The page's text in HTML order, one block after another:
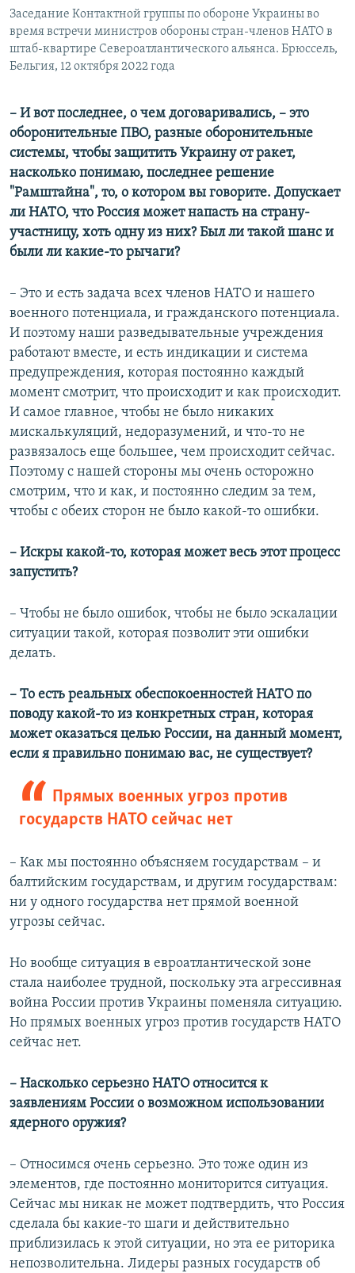
Заседание Контактной группы по обороне Украины во
время встречи министров обороны стран-членов НАТО в
штаб-квартире Североатлантического альянса. Брюссель,
Бельгия, 12 октября 2022 года
– И вот последнее, о чем договаривались, – это
оборонительные ПВО, разные оборонительные
системы, чтобы защитить Украину от ракет,
насколько понимаю, последнее решение
"Рамштайна", то, о котором вы говорите. Допускает
ли НАТО, что Россия может напасть на страну-
участницу, хоть одну из них? Был ли такой шанс и
были ли какие-то рычаги?
– Это и есть задача всех членов НАТО и нашего
военного потенциала, и гражданского потенциала.
И поэтому наши разведывательные учреждения
работают вместе, и есть индикации и система
предупреждения, которая постоянно каждый
момент смотрит, что происходит и как происходит.
И самое главное, чтобы не было никаких
мискалькуляций, недоразумений, и что-то не
развязалось еще большее, чем происходит сейчас.
Поэтому с нашей стороны мы очень осторожно
смотрим, что и как, и постоянно следим за тем,
чтобы с обеих сторон не было какой-то ошибки.
– Искры какой-то, которая может весь этот процесс
запустить?
– Чтобы не было ошибок, чтобы не было эскалации
ситуации такой, которая позволит эти ошибки
делать.
– То есть реальных обеспокоенностей НАТО по
поводу какой-то из конкретных стран, которая
может оказаться целью России, на данный момент,
если я правильно понимаю вас, не существует?
Прямых военных угроз против
государств НАТО сейчас нет
– Как мы постоянно объясняем государствам – и
балтийским государствам, и другим государствам:
ни у одного государства нет прямой военной
угрозы сейчас.
Но вообще ситуация в евроатлантической зоне
стала наиболее трудной, поскольку эта агрессивная
война России против Украины поменяла ситуацию.
Но прямых военных угроз против государств НАТО
сейчас нет.
– Насколько серьезно НАТО относится к
заявлениям России о возможном использовании
ядерного оружия?
– Относимся очень серьезно. Это тоже один из
элементов, где постоянно мониторится ситуация.
Сейчас мы никак не может подтвердить, что Россия
сделала бы какие-то шаги и действительно
приблизилась к этой ситуации, но эта ее риторика
непозволительна. Лидеры разных государств об